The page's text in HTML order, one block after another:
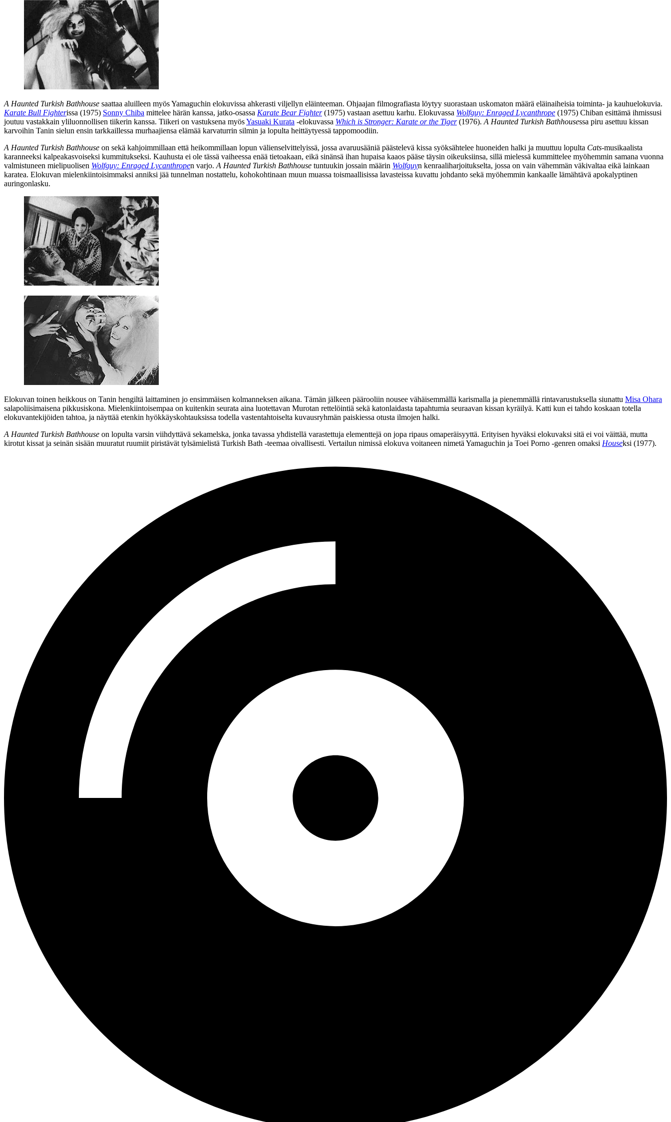
A Haunted Turkish Bathhouse saattaa aluilleen myös Yamaguchin elokuvissa ahkerasti viljellyn eläinteeman. Ohjaajan filmografiasta löytyy suorastaan uskomaton määrä eläinaiheisia toiminta‑ ja kauhuelokuvia.
Karate Bull Fighterissa (1975) Sonny Chiba mittelee härän kanssa, jatko-osassa Karate Bear Fighter(1975) vastaan asettuu karhu. Elokuvassa Wolfguy: Enraged Lycanthrope (1975) Chiban esittämä ihmissusi
joutuu vastakkain yliluonnollisen tiikerin kanssa. Tiikeri on vastuksena myösYasuaki Kurata ‑elokuvassa Which is Stronger: Karate or the Tiger(1976). A Haunted Turkish Bathhousessa piru asettuu kissan
karvoihin Tanin sielun ensin tarkkaillessa murhaajiensa elämää karvaturrin silmin ja lopulta heittäytyessä tappomoodiin.
A Haunted Turkish Bathhouse on sekä kahjoimmillaan että heikommillaan lopun välienselvittelyissä, jossa avaruusääniä päästelevä kissa syöksähtelee huoneiden halki ja muuttuu lopulta Cats-musikaalista
karanneeksi kalpeakasvoiseksi kummitukseksi. Kauhusta ei ole tässä vaiheessa enää tietoakaan, eikä sinänsä ihan hupaisa kaaos pääse täysin oikeuksiinsa, sillä mielessä kummittelee myöhemmin samana vuonna
valmistuneen mielipuolisen Wolfguy: Enraged Lycanthropen varjo. A Haunted Turkish Bathhouse tuntuukin jossain määrin Wolfguyn kenraaliharjoitukselta, jossa on vain vähemmän väkivaltaa eikä lainkaan
karatea. Elokuvan mielenkiintoisimmaksi anniksi jää tunnelman nostattelu, kohokohtinaan muun muassa toismaallisissa lavasteissa kuvattu johdanto sekä myöhemmin kankaalle lämähtävä apokalyptinen
auringonlasku.
Elokuvan toinen heikkous on Tanin hengiltä laittaminen jo ensimmäisen kolmanneksen aikana. Tämän jälkeen päärooliin nousee vähäisemmällä karismalla ja pienemmällä rintavarustuksella siunattu Misa Ohara
salapoliisimaisena pikkusiskona. Mielenkiintoisempaa on kuitenkin seurata aina luotettavan Murotan rettelöintiä sekä katonlaidasta tapahtumia seuraavan kissan kyräilyä. Katti kun ei tahdo koskaan totella
elokuvantekijöiden tahtoa, ja näyttää etenkin hyökkäyskohtauksissa todella vastentahtoiselta kuvausryhmän paiskiessa otusta ilmojen halki.
A Haunted Turkish Bathhouse on lopulta varsin viihdyttävä sekamelska, jonka tavassa yhdistellä varastettuja elementtejä on jopa ripaus omaperäisyyttä. Erityisen hyväksi elokuvaksi sitä ei voi väittää, mutta
kirotut kissat ja seinän sisään muuratut ruumiit piristävät tylsämielistä Turkish Bath ‑teemaa oivallisesti. Vertailun nimissä elokuva voitaneen nimetä Yamaguchin ja Toei Porno ‑genren omaksi Houseksi (1977).